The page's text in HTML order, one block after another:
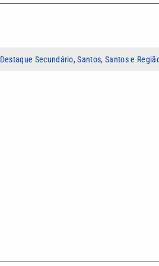
Destaque Secundário,Santos,Santos e